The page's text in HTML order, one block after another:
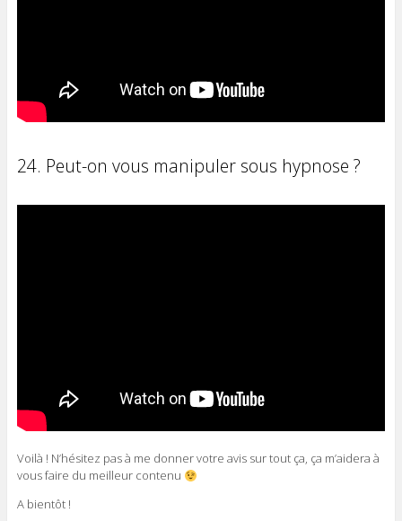
24. Peut-on vous manipuler sous hypnose ?
Voilà ! N’hésitez pas à me donner votre avis sur tout ça, ça m’aidera à
vous faire du meilleur contenu
A bientôt !